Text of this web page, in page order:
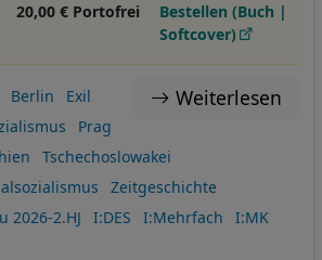
20,00 € Portofrei
Bestellen (Buch |
Softcover)
Weiterlesen
Berlin
Exil
Prag
Tschechoslowakei
Zeitgeschichte
2026-2.HJ I:DES I:Mehrfach I:MK